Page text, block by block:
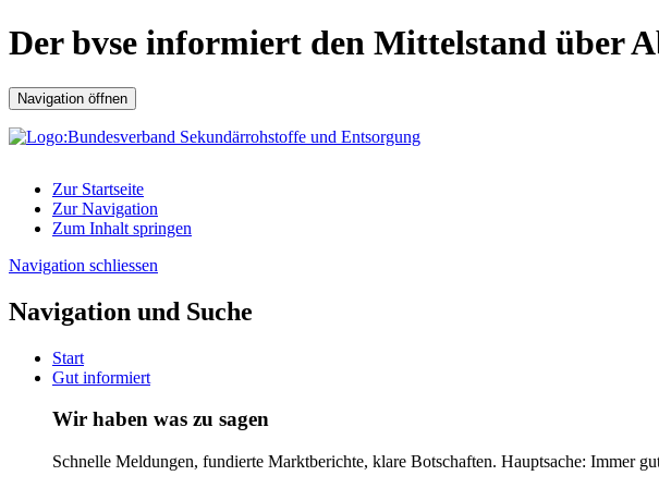
Der bvse informiert den Mittelstand über
Navigation öffnen
Zur Startseite
Zur Navigation
Zum Inhalt springen
Navigation schliessen
Navigation und Suche
Start
Gut informiert
Wir haben was zu sagen
Schnelle Meldungen, fundierte Marktberichte, klare Botschaften. Hauptsache: Immer